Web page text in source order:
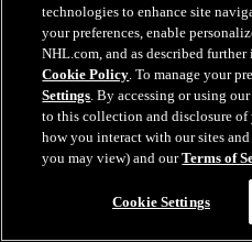
0:55
Crosby petaa paikan
FIN-CAN: MacKinnon laukoo
17. helmi 2025
technologies to enhance site
your preferences, enable
NHL.com, and as described
Cookie Policy. To manage your
Settings. By accessing or using
to this collection and disclosure
how you interact with our sites
you may view) and ourTerms of
Cookie Settings